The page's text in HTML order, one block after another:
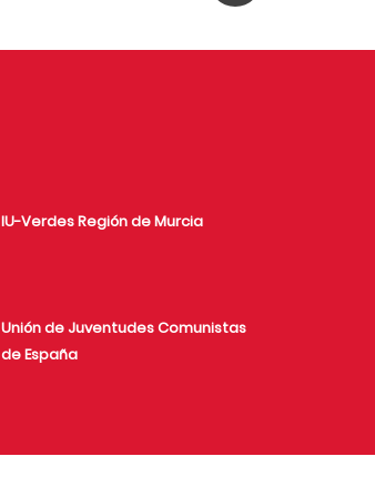
IU-Verdes Región de Murcia
Unión de Juventudes Comunistas
de España